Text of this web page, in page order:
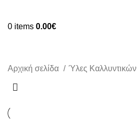
0 items 0.00€
Αρχική σελίδα Ύλες Καλλυντικών